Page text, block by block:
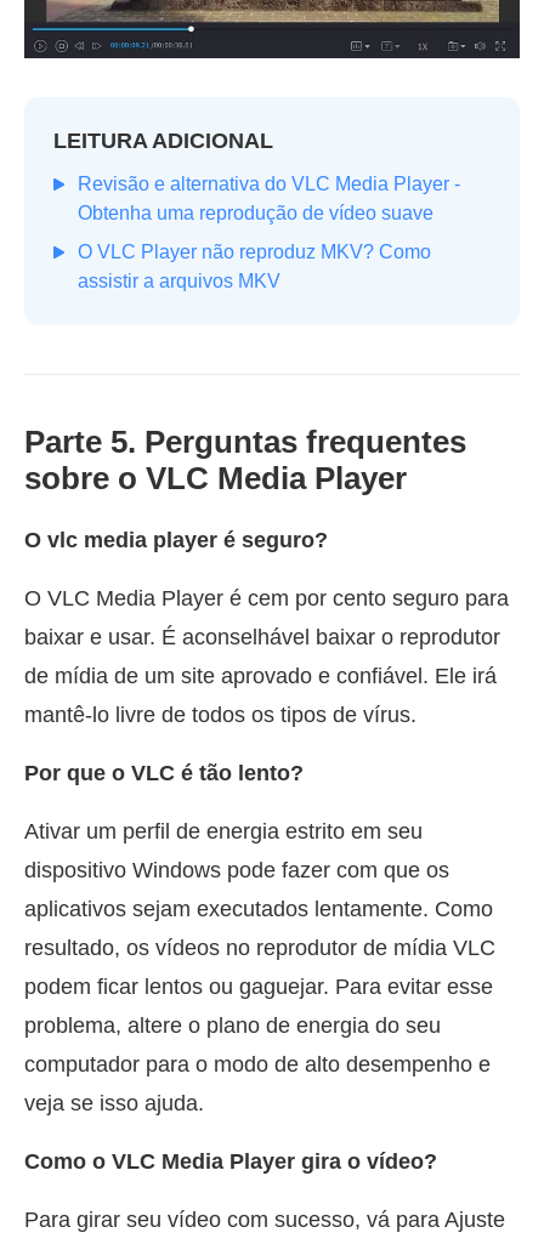
LEITURA ADICIONAL
Revisão e alternativa do VLC Media Player -
Obtenha uma reprodução de vídeo suave
O VLC Player não reproduz MKV? Como
assistir a arquivos MKV
Parte 5. Perguntas frequentes
sobre o VLC Media Player
O vlc media player é seguro?
O VLC Media Player é cem por cento seguro para
baixar e usar. É aconselhável baixar o reprodutor
de mídia de um site aprovado e confiável. Ele irá
mantê-lo livre de todos os tipos de vírus.
Por que o VLC é tão lento?
Ativar um perfil de energia estrito em seu
dispositivo Windows pode fazer com que os
aplicativos sejam executados lentamente. Como
resultado, os vídeos no reprodutor de mídia VLC
podem ficar lentos ou gaguejar. Para evitar esse
problema, altere o plano de energia do seu
computador para o modo de alto desempenho e
veja se isso ajuda.
Como o VLC Media Player gira o vídeo?
Para girar seu vídeo com sucesso, vá para Ajuste